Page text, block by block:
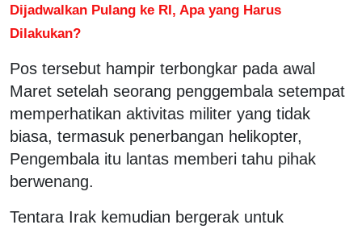
Dijadwalkan Pulang ke RI, Apa yang Harus
Dilakukan?
Pos tersebut hampir terbongkar pada awal
Maret setelah seorang penggembala setempat
memperhatikan aktivitas militer yang tidak
biasa, termasuk penerbangan helikopter,
Pengembala itu lantas memberi tahu pihak
berwenang.
Tentara Irak kemudian bergerak untuk